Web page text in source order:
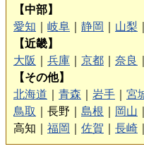
【中部】
愛知
岐阜 静岡 山梨
【近畿】
大阪
兵庫 京都 奈良
【その他】
北海道
青森 岩手 宮
鳥取
長野｜ 島根 岡山
高知｜ 福岡 佐賀 長崎